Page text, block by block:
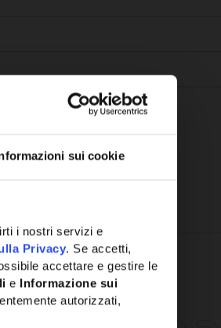
sui cookie
i nostri servizi e
Privacy. Se accetti,
accettare e gestire le
e Informazione sui
autorizzati,